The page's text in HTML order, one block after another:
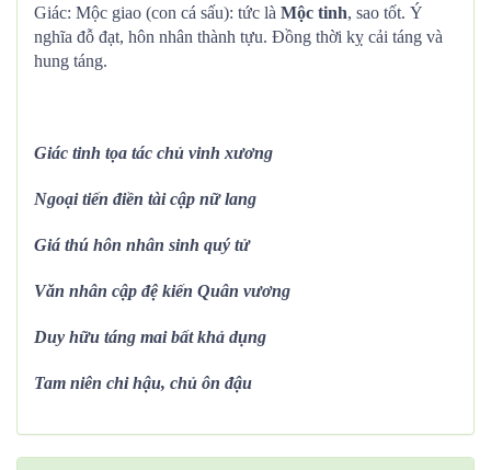
Giác: Mộc giao (con cá sấu): tức là Mộc tinh, sao tốt. Ý
nghĩa đỗ đạt, hôn nhân thành tựu. Đồng thời kỵ cải táng và
hung táng.
Giác tinh tọa tác chủ vinh xương
Ngoại tiến điền tài cập nữ lang
Giá thú hôn nhân sinh quý tử
Văn nhân cập đệ kiến Quân vương
Duy hữu táng mai bất khả dụng
Tam niên chi hậu, chủ ôn đậu